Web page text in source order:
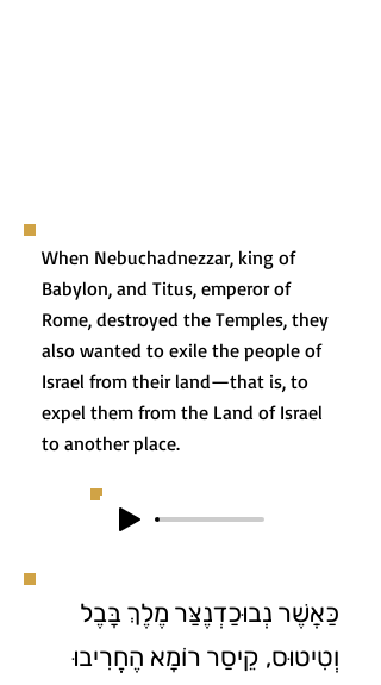
When Nebuchadnezzar, king of
Babylon, and Titus, emperor of
Rome, destroyed the Temples, they
also wanted to exile the people of
Israel from their land—that is, to
expel them from the Land of Israel
to another place.
כַּאֲשֶׁר נְבוּכַדְנֶצַּר מֶלֶךְ בָּבֶל
וְטִיטוּס, קֵיסַר רוֹמָא הֶחֱרִיבוּ